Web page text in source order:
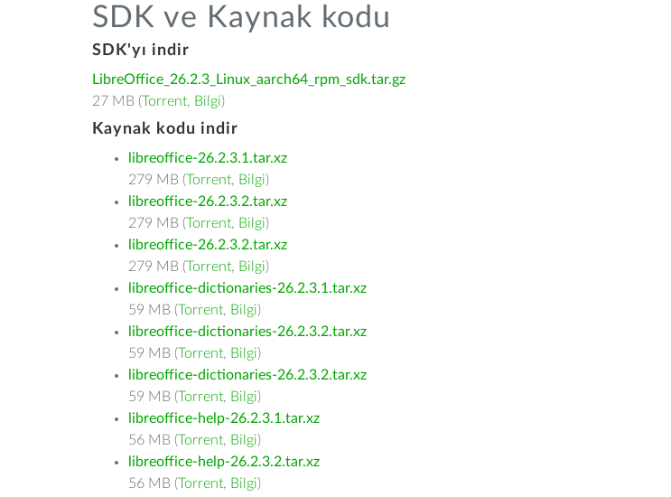
SDK ve Kaynak kodu
SDK'yı indir
LibreOffice_26.2.3_Linux_aarch64_rpm_sdk.tar.gz
27 MB (Torrent, Bilgi)
Kaynak kodu indir
libreoffice-26.2.3.1.tar.xz
279 MB (Torrent, Bilgi)
libreoffice-26.2.3.2.tar.xz
279 MB (Torrent, Bilgi)
libreoffice-26.2.3.2.tar.xz
279 MB (Torrent, Bilgi)
libreoffice-dictionaries-26.2.3.1.tar.xz
59 MB (Torrent, Bilgi)
libreoffice-dictionaries-26.2.3.2.tar.xz
59 MB (Torrent, Bilgi)
libreoffice-dictionaries-26.2.3.2.tar.xz
59 MB (Torrent, Bilgi)
libreoffice-help-26.2.3.1.tar.xz
56 MB (Torrent, Bilgi)
libreoffice-help-26.2.3.2.tar.xz
56 MB (Torrent, Bilgi)